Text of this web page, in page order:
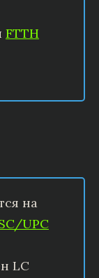
FTTH
на
UPC
LC